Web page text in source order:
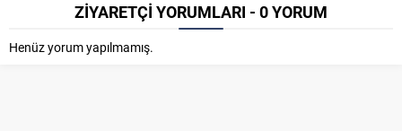
ZİYARETÇİ YORUMLARI - 0 YORUM
Henüz yorum yapılmamış.